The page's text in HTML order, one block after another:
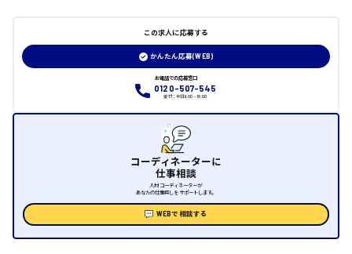
大竹市
三次市
この求人に応募する
かんたん応募(WEB)
お電話での応募窓口
0120-507-545
受付：平日9:00 - 18:00
コーディネーターに
仕事相談
人材コーディネーターが
あなたの仕事探しをサポートします。
WEBで相談する